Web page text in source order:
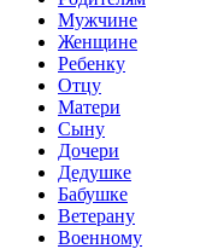
Мужчине
Женщине
Ребенку
Отцу
Матери
Сыну
Дочери
Дедушке
Бабушке
Ветерану
Военному